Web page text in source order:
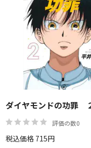
ダイヤモンドの功罪
評価の数0
税込価格 715円